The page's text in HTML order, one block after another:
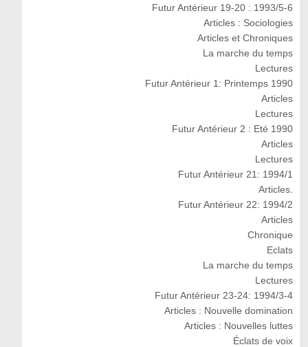
Futur Antérieur 19-20 : 1993/5-6
Articles : Sociologies
Articles et Chroniques
La marche du temps
Lectures
Futur Antérieur 1: Printemps 1990
Articles
Lectures
Futur Antérieur 2 : Eté 1990
Articles
Lectures
Futur Antérieur 21: 1994/1
Articles.
Futur Antérieur 22: 1994/2
Articles
Chronique
Eclats
La marche du temps
Lectures
Futur Antérieur 23-24: 1994/3-4
Articles : Nouvelle domination
Articles : Nouvelles luttes
Éclats de voix